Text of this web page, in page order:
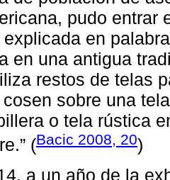
pudo entrar
en
en una antigua
restos de telas
sobre una
o tela rústica
(Bacic 2008, 20)
a un año de la